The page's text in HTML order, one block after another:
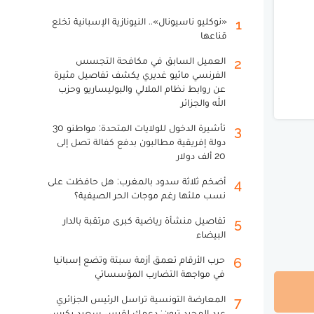
1
«نوكليو ناسيونال».. النيونازية الإسبانية تخلع
قناعها
2
العميل السابق في مكافحة التجسس
الفرنسي ماثيو غديري يكشف تفاصيل مثيرة
عن روابط نظام الملالي والبوليساريو وحزب
الله والجزائر
3
تأشيرة الدخول للولايات المتحدة: مواطنو 30
دولة إفريقية مطالبون بدفع كفالة تصل إلى
20 ألف دولار
4
أضخم ثلاثة سدود بالمغرب: هل حافظت على
نسب ملئها رغم موجات الحر الصيفية؟
5
تفاصيل منشأة رياضية كبرى مرتقبة بالدار
البيضاء
6
حرب الأرقام تعمق أزمة سبتة وتضع إسبانيا
في مواجهة التضارب المؤسساتي
7
المعارضة التونسية تراسل الرئيس الجزائري